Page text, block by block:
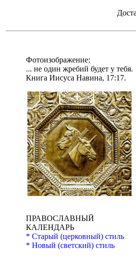
Фотоизображение:
... не один жребий будет у тебя.
Книга Иисуса Навина, 17:17.
ПРАВОСЛАВНЫЙ
КАЛЕНДАРЬ
* Старый (церковный) стиль
* Новый (светский) стиль